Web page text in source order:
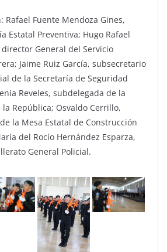
Rafael Fuente Mendoza Gines,
Estatal Preventiva; Hugo Rafael
director General del Servicio
Jaime Ruiz García, subsecretario
de la Secretaría de Seguridad
Reveles, subdelegada de la
la República; Osvaldo Cerrillo,
la Mesa Estatal de Construcción
del Rocío Hernández Esparza,
General Policial.